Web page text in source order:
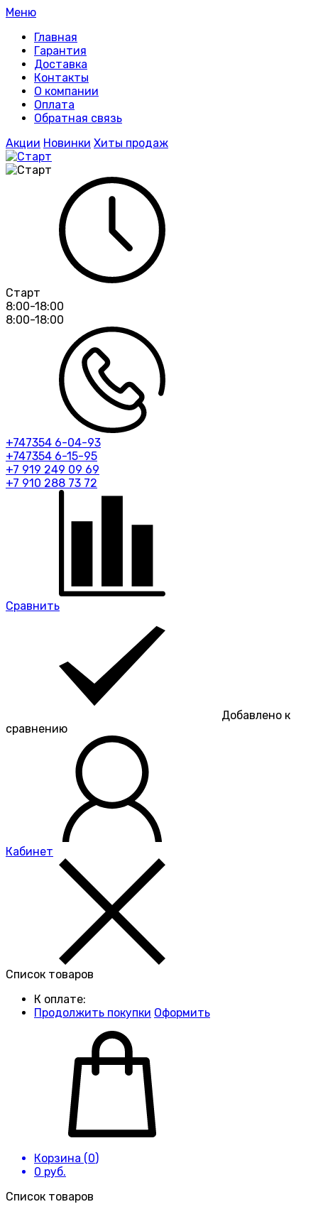
Меню
Главная
Гарантия
Доставка
Контакты
О компании
Оплата
Обратная связь
Акции Новинки Хиты продаж
Старт
8:00-18:00
8:00-18:00
+747354 6-04-93
+747354 6-15-95
+7 919 249 09 69
+7 910 288 73 72
Сравнить
Добавлено к
сравнению
Кабинет
Список товаров
К оплате:
Продолжить покупки Оформить
Корзина (0)
0 руб.
Список товаров